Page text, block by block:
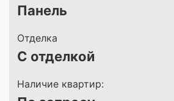
Панель
Отделка
С отделкой
Наличие квартир: